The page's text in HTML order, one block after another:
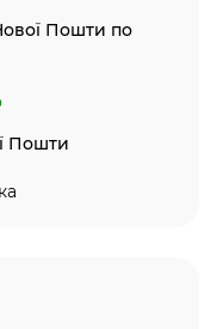
Пошти по
Пошти